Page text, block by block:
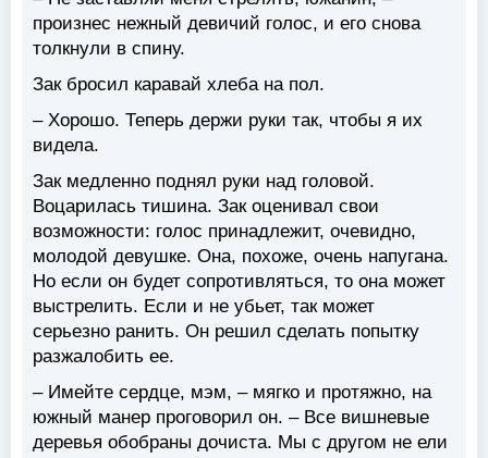
произнес нежный девичий голос, и его снова
толкнули в спину.
Зак бросил каравай хлеба на пол.
– Хорошо. Теперь держи руки так, чтобы я их
видела.
Зак медленно поднял руки над головой.
Воцарилась тишина. Зак оценивал свои
возможности: голос принадлежит, очевидно,
молодой девушке. Она, похоже, очень напугана.
Но если он будет сопротивляться, то она может
выстрелить. Если и не убьет, так может
серьезно ранить. Он решил сделать попытку
разжалобить ее.
– Имейте сердце, мэм, – мягко и протяжно, на
южный манер проговорил он. – Все вишневые
деревья обобраны дочиста. Мы с другом не ели